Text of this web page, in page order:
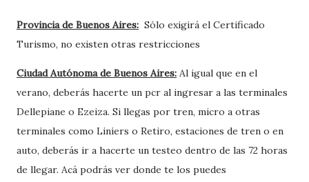
Provincia de Buenos Aires: Sólo exigirá el Certificado
Turismo, no existen otras restricciones
Ciudad Autónoma de Buenos Aires: Al igual que en el
verano, deberás hacerte un pcr al ingresar a las terminales
Dellepiane o Ezeiza. Si llegas por tren, micro a otras
terminales como Liniers o Retiro, estaciones de tren o en
auto, deberás ir a hacerte un testeo dentro de las 72 horas
de llegar. Acá podrás ver donde te los puedes